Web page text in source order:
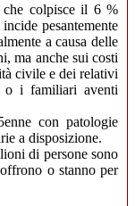
colpisce il 6 %
pesantemente
a causa delle
ma anche sui costi
civile e dei relativi
o i familiari aventi
con patologie
a disposizione.
di persone sono
o stanno per